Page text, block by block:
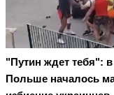
"Путин ждет тебя": в
Польше началось